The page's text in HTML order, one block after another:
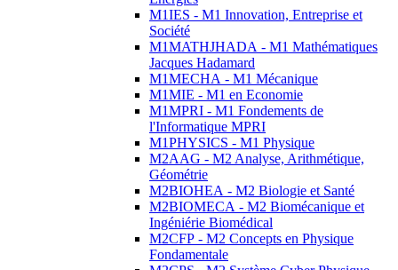
M1IES - M1 Innovation, Entreprise et
Société
M1MATHJHADA - M1 Mathématiques
Jacques Hadamard
M1MECHA - M1 Mécanique
M1MIE - M1 en Economie
M1MPRI - M1 Fondements de
l'Informatique MPRI
M1PHYSICS - M1 Physique
M2AAG - M2 Analyse, Arithmétique,
Géométrie
M2BIOHEA - M2 Biologie et Santé
M2BIOMECA - M2 Biomécanique et
Ingéniérie Biomédical
M2CFP - M2 Concepts en Physique
Fondamentale